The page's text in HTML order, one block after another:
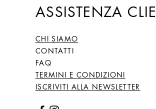
ASSISTENZA
CHI SIAMO
CONTATTI
FAQ
TERMINI E CONDIZIONI
ISCRIVITI ALLA NEWSLETTER